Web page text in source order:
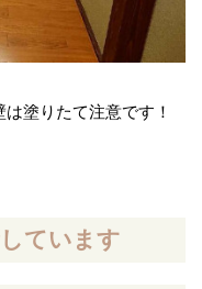
塗りたて注意です！
ています